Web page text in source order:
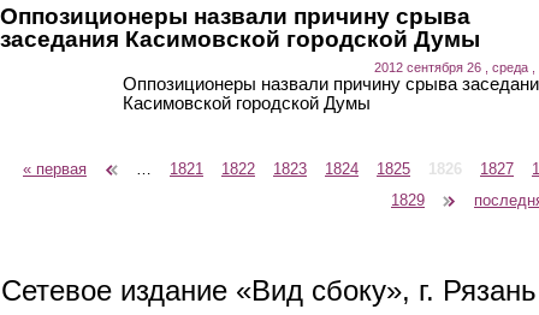
Оппозиционеры назвали причину срыва
заседания Касимовской городской Думы
2012 сентября 26 , среда ,
Оппозиционеры назвали причину срыва
Касимовской городской Думы
Страницы
« первая 1821 1822 1823 1824 1825 1826 1827
1829
Сетевое издание «Вид сбоку», г.